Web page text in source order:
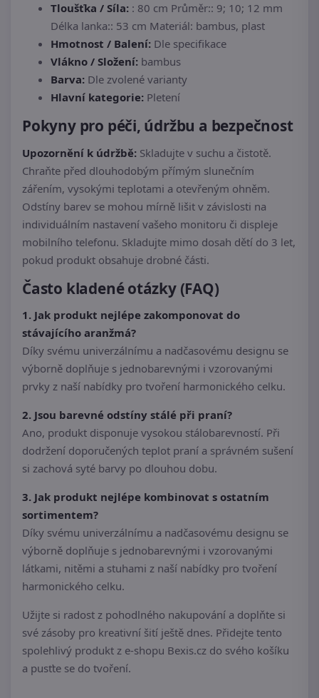
Tloušťka / Síla: : 80 cm Průměr:: 9; 10; 12 mm
Délka lanka:: 53 cm Materiál: bambus, plast
Hmotnost / Balení: Dle specifikace
Vlákno / Složení: bambus
Barva: Dle zvolené varianty
Hlavní kategorie: Pletení
Pokyny pro péči, údržbu a bezpečnost
Upozornění k údržbě: Skladujte v suchu a čistotě.
Chraňte před dlouhodobým přímým slunečním
zářením, vysokými teplotami a otevřeným ohněm.
Odstíny barev se mohou mírně lišit v závislosti na
individuálním nastavení vašeho monitoru či displeje
mobilního telefonu. Skladujte mimo dosah dětí do 3 let,
pokud produkt obsahuje drobné části.
Často kladené otázky (FAQ)
1. Jak produkt nejlépe zakomponovat do
stávajícího aranžmá?
Díky svému univerzálnímu a nadčasovému designu se
výborně doplňuje s jednobarevnými i vzorovanými
prvky z naší nabídky pro tvoření harmonického celku.
2. Jsou barevné odstíny stálé při praní?
Ano, produkt disponuje vysokou stálobarevností. Při
dodržení doporučených teplot praní a správném sušení
si zachová syté barvy po dlouhou dobu.
3. Jak produkt nejlépe kombinovat s ostatním
sortimentem?
Díky svému univerzálnímu a nadčasovému designu se
výborně doplňuje s jednobarevnými i vzorovanými
látkami, nitěmi a stuhami z naší nabídky pro tvoření
harmonického celku.
Užijte si radost z pohodlného nakupování a doplňte si
své zásoby pro kreativní šití ještě dnes. Přidejte tento
spolehlivý produkt z e-shopu Bexis.cz do svého košíku
a pusťte se do tvoření.